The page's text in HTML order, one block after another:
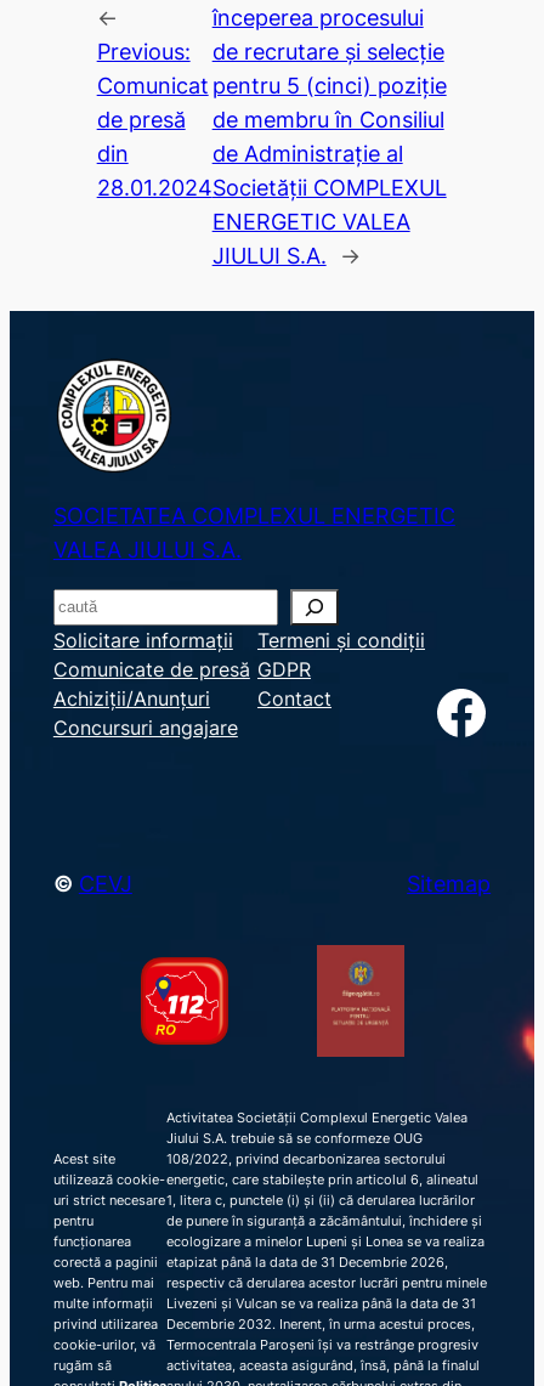
←
Previous:
Comunicat
de presă
din
28.01.2024
începerea procesului
de recrutare şi selecţie
pentru 5 (cinci) poziţie
de membru în Consiliul
de Administraţie al
Societăţii COMPLEXUL
ENERGETIC VALEA
JIULUI S.A.
→
SOCIETATEA COMPLEXUL ENERGETIC
VALEA JIULUI S.A.
S
e
a
r
c
Solicitare informații
Comunicate de presă
Achiziții/Anunțuri
Concursuri angajare
Termeni și condiții
GDPR
Contact
Facebook
© CEVJ Sitemap
Acest site
utilizează cookie-
uri strict necesare
pentru
funcționarea
corectă a paginii
web. Pentru mai
multe informații
privind utilizarea
cookie-urilor, vă
rugăm să
Activitatea Societății Complexul Energetic Valea
Jiului S.A. trebuie să se conformeze OUG
108/2022, privind decarbonizarea sectorului
energetic, care stabilește prin articolul 6, alineatul
1, litera c, punctele (i) și (ii) că derularea lucrărilor
de punere în siguranță a zăcământului, închidere și
ecologizare a minelor Lupeni și Lonea se va realiza
etapizat până la data de 31 Decembrie 2026,
respectiv că derularea acestor lucrări pentru minele
Livezeni și Vulcan se va realiza până la data de 31
Decembrie 2032. Inerent, în urma acestui proces,
Termocentrala Paroșeni își va restrânge progresiv
activitatea, aceasta asigurând, însă, până la finalul